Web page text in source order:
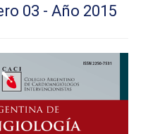
03 - Año 2015